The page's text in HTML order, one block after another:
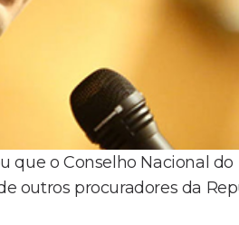
que o Conselho Nacional
outros procuradores da